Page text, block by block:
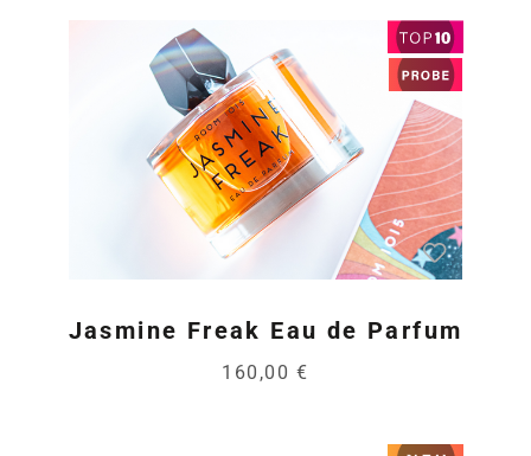
Jasmine Freak Eau de Parfum
160,00 €